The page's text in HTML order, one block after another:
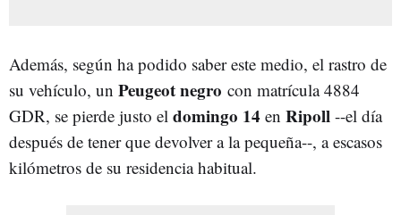
Además, según ha podido saber este medio, el rastro de
su vehículo, un Peugeot negro con matrícula 4884
GDR, se pierde justo el domingo 14 en Ripoll --el día
después de tener que devolver a la pequeña--, a escasos
kilómetros de su residencia habitual.